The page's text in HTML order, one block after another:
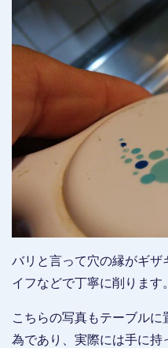
バリと言って穴の縁がギザ
イフなどで丁寧に削ります。
こちらの写真もテーブル
為であり、実際には手に持